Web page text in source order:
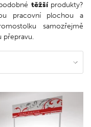
těžší produkty?
pracovní plochou a
samozřejmě
přepravu.